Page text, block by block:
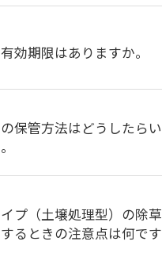
効期限はありますか。
保管方法はどうしたら
プ（土壌処理型）の除
るときの注意点は何です